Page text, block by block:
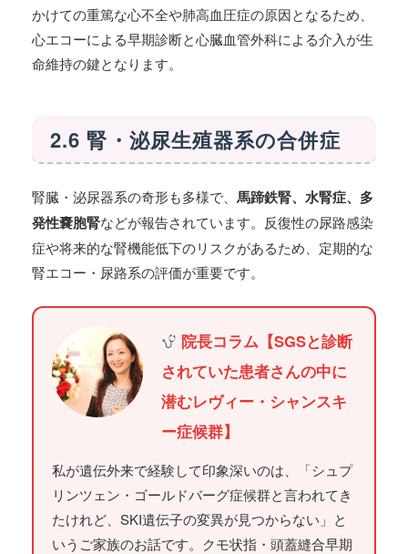
かけての重篤な心不全や肺高血圧症の原因となるため、
心エコーによる早期診断と心臓血管外科による介入が生
命維持の鍵となります。
2.6 腎・泌尿生殖器系の合併症
腎臓・泌尿器系の奇形も多様で、 馬蹄鉄腎、水腎症、多
発性嚢胞腎などが報告されています。反復性の尿路感染
症や将来的な腎機能低下のリスクがあるため、定期的な
腎エコー・尿路系の評価が重要です。
院長コラム【SGSと診断
されていた患者さんの中に
潜むレヴィー・シャンスキ
ー症候群】
私が遺伝外来で経験して印象深いのは、「シュプ
リンツェン・ゴールドバーグ症候群と言われてき
たけれど、SKI遺伝子の変異が見つからない」と
いうご家族のお話です。クモ状指・頭蓋縫合早期